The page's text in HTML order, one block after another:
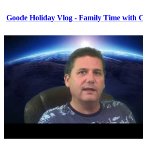
Goode Holiday Vlog - Family Time with